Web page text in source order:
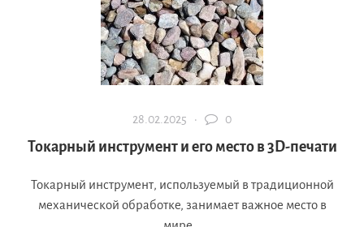
28.02.2025 · 0
Токарный инструмент и его место в 3D-печати
Токарный инструмент, используемый в традиционной
механической обработке, занимает важное место в